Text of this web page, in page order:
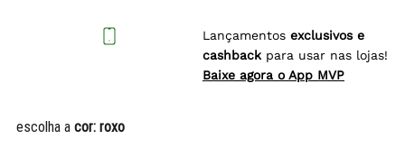
Lançamentos exclusivos e
cashback para usar nas lojas!
Baixe agora o App MVP
escolha a cor: roxo